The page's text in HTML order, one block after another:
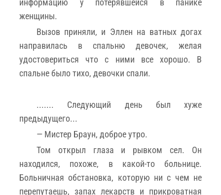
женщины.
Вызов приняли, и Эллен на ватных догах
направилась в спальню девочек, желая
удостовериться что с ними все хорошо. В
спальне было тихо, девочки спали.
....... Следующий день был хуже
предыдущего...
— Мистер Браун, доброе утро.
Том открыл глаза и рывком сел. Он
находился, похоже, в какой-то больнице.
Больничная обстановка, которую ни с чем не
перепутаешь, запах лекарств и прикроватная